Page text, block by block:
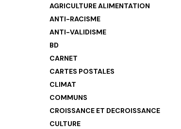
AGRICULTURE ALIMENTATION
ANTI-RACISME
ANTI-VALIDISME
BD
CARNET
CARTES POSTALES
CLIMAT
COMMUNS
CROISSANCE ET DECROISSANCE
CULTURE